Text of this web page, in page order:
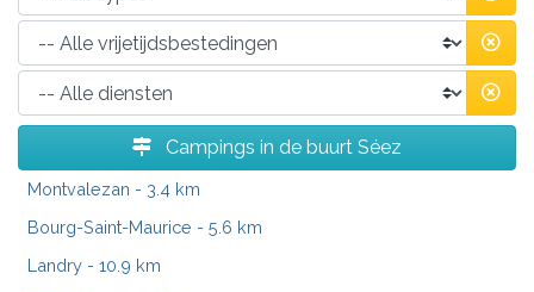
Campings in de buurt Séez
Montvalezan - 3.4 km
Bourg-Saint-Maurice - 5.6 km
Landry - 10.9 km